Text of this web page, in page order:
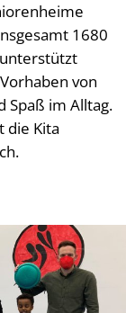
1680
von
Spaß im Alltag.
die Kita